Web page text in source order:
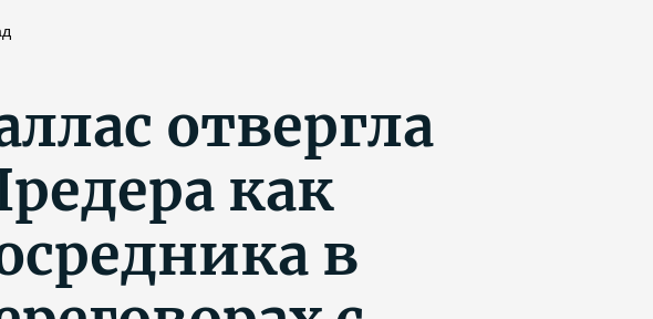
отвергла
как
в